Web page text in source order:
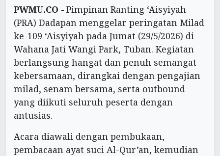
PWMU.CO - Pimpinan Ranting ‘Aisyiyah
(PRA) Dadapan menggelar peringatan Milad
ke-109 ‘Aisyiyah pada Jumat (29/5/2026) di
Wahana Jati Wangi Park, Tuban. Kegiatan
berlangsung hangat dan penuh semangat
kebersamaan, dirangkai dengan pengajian
milad, senam bersama, serta outbound
yang diikuti seluruh peserta dengan
antusias.
Acara diawali dengan pembukaan,
pembacaan ayat suci Al-Qur’an, kemudian